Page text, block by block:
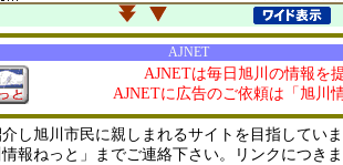
AJNET
AJNETは毎日旭川の情報を
AJNETに広告のご依頼は「旭川
し旭川市民に親しまれるサイトを目指してい
報ねっと」までご連絡下さい。リンクにつき